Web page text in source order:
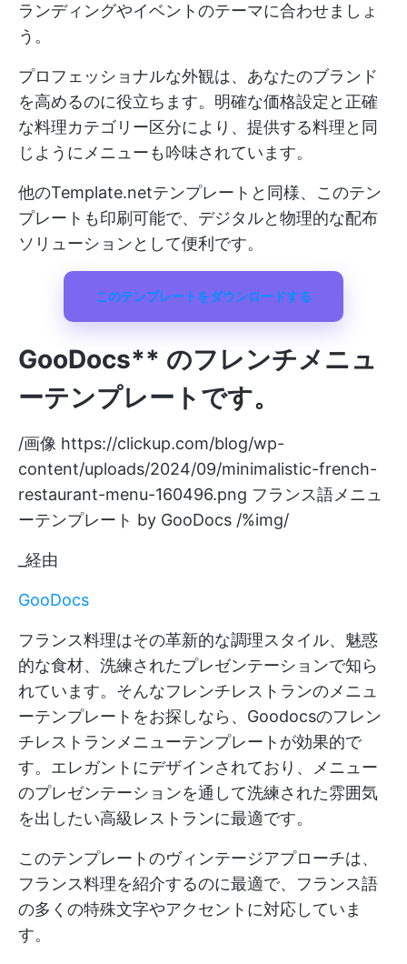
ランディングやイベントのテーマに合わせましょ
う。
プロフェッショナルな外観は、あなたのブランド
を高めるのに役立ちます。明確な価格設定と正確
な料理カテゴリー区分により、提供する料理と同
じようにメニューも吟味されています。
他のTemplate.netテンプレートと同様、このテン
プレートも印刷可能で、デジタルと物理的な配布
ソリューションとして便利です。
このテンプレートをダウンロードする
GooDocs** のフレンチメニュ
ーテンプレートです。
/画像 https://clickup.com/blog/wp-
content/uploads/2024/09/minimalistic-french-
restaurant-menu-160496.png フランス語メニュ
ーテンプレート by GooDocs /%img/
_経由
GooDocs
フランス料理はその革新的な調理スタイル、魅惑
的な食材、洗練されたプレゼンテーションで知ら
れています。そんなフレンチレストランのメニュ
ーテンプレートをお探しなら、Goodocsのフレン
チレストランメニューテンプレートが効果的で
す。エレガントにデザインされており、メニュー
のプレゼンテーションを通して洗練された雰囲気
を出したい高級レストランに最適です。
このテンプレートのヴィンテージアプローチは、
フランス料理を紹介するのに最適で、フランス語
の多くの特殊文字やアクセントに対応していま
す。